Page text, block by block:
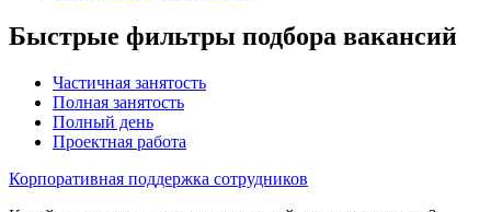
Быстрые фильтры подбора вакансий
Частичная занятость
Полная занятость
Полный день
Проектная работа
Корпоративная поддержка сотрудников